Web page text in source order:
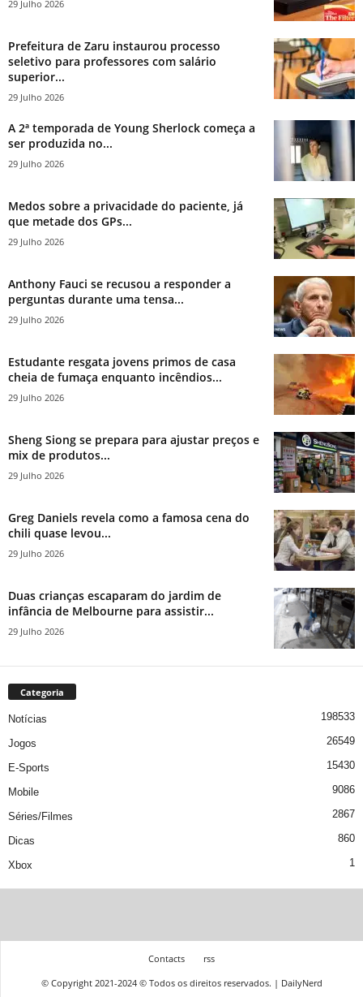
29 Julho 2026
Prefeitura de Zaru instaurou processo
seletivo para professores com salário
superior...
29 Julho 2026
A 2ª temporada de Young Sherlock começa a
ser produzida no...
29 Julho 2026
Medos sobre a privacidade do paciente, já
que metade dos GPs...
29 Julho 2026
Anthony Fauci se recusou a responder a
perguntas durante uma tensa...
29 Julho 2026
Estudante resgata jovens primos de casa
cheia de fumaça enquanto incêndios...
29 Julho 2026
Sheng Siong se prepara para ajustar preços e
mix de produtos...
29 Julho 2026
Greg Daniels revela como a famosa cena do
chili quase levou...
29 Julho 2026
Duas crianças escaparam do jardim de
infância de Melbourne para assistir...
29 Julho 2026
Categoria
Notícias 198533
Jogos 26549
E-Sports 15430
Mobile 9086
Séries/Filmes 2867
Dicas 860
Xbox 1
Contacts
rss
© Copyright 2021-2024 © Todos os direitos reservados. | DailyNerd